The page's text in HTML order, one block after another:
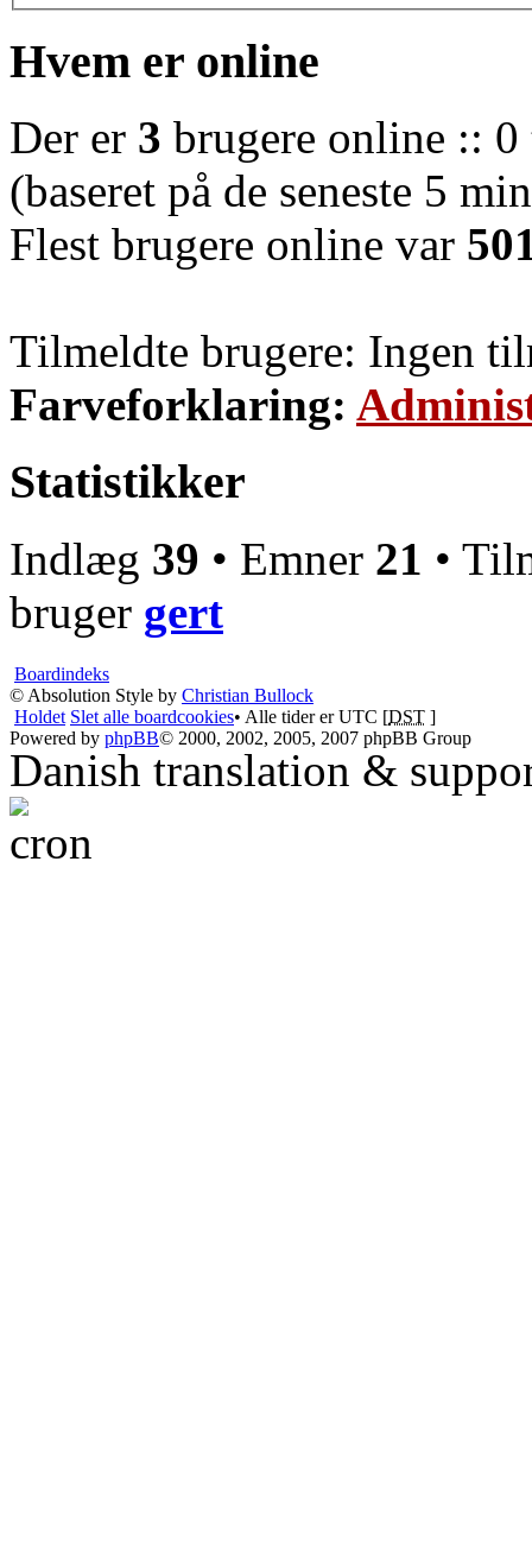
Hvem er online
Der er 3 brugere online ::
(baseret på de seneste 5
Flest brugere online var
Tilmeldte brugere: Ingen
Farveforklaring:
Statistikker
Indlæg 39 • Emner 21 •
bruger gert
Boardindeks
© Absolution Style by Christian Bullock
Holdet Slet alle boardcookies• Alle tider er UTC [DST ]
Powered by phpBB© 2000, 2002, 2005, 2007 phpBB Group
Danish translation &